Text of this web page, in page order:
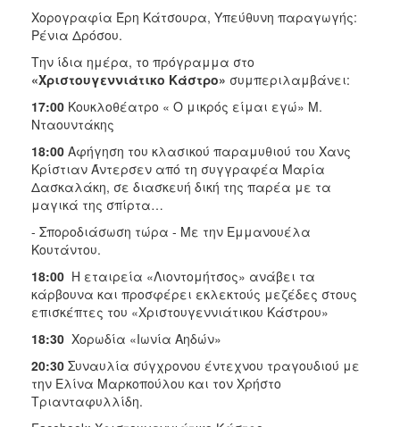
Χορογραφία Έρη Κάτσουρα, Υπεύθυνη παραγωγής:
Ρένια Δρόσου.
Την ίδια ημέρα, το πρόγραμμα στο
«Χριστουγεννιάτικο Κάστρο» συμπεριλαμβάνει:
17:00 Κουκλοθέατρο « Ο μικρός είμαι εγώ» Μ.
Νταουντάκης
18:00 Αφήγηση του κλασικού παραμυθιού του Χανς
Κρίστιαν Άντερσεν από τη συγγραφέα Μαρία
Δασκαλάκη, σε διασκευή δική της παρέα με τα
μαγικά της σπίρτα…
- Σποροδιάσωση τώρα - Με την Εμμανουέλα
Κουτάντου.
18:00 H εταιρεία «Λιοντομήτσος» ανάβει τα
κάρβουνα και προσφέρει εκλεκτούς μεζέδες στους
επισκέπτες του «Χριστουγεννιάτικου Κάστρου»
18:30 Χορωδία «Ιωνία Αηδών»
20:30 Συναυλία σύγχρονου έντεχνου τραγουδιού με
την Ελίνα Μαρκοπούλου και τον Χρήστο
Τριανταφυλλίδη.